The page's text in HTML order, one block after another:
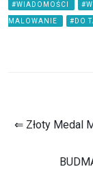
#WIADOMOŚCI
MALOWANIE #DO
⇐ Złoty Medal